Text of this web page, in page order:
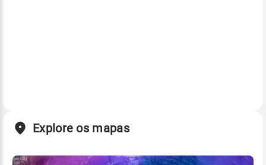
Explore os mapas